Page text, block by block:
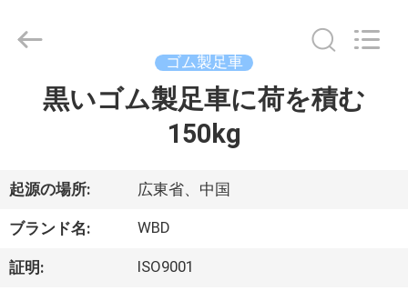
ロ
ダ
ク
Guangzhou
Ylcaster
ゴム製足車
黒いゴム製足車に荷を積む
150kg
起源の場所: 広東省、中国
ブランド名: WBD
証明: ISO9001